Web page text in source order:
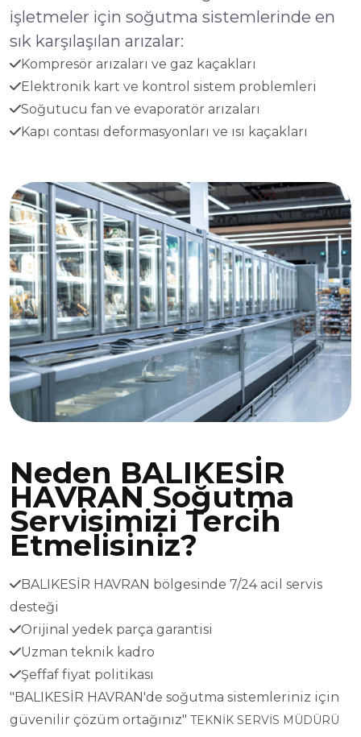
işletmeler için soğutma sistemlerinde en
sık karşılaşılan arızalar:
Kompresör arızaları ve gaz kaçakları
Elektronik kart ve kontrol sistem problemleri
Soğutucu fan ve evaporatör arızaları
Kapı contası deformasyonları ve ısı kaçakları
Neden BALIKESİR
HAVRAN Soğutma
Servisimizi Tercih
Etmelisiniz?
BALIKESİR HAVRAN bölgesinde 7/24 acil servis
desteği
Orijinal yedek parça garantisi
Uzman teknik kadro
Şeffaf fiyat politikası
"BALIKESİR HAVRAN'de soğutma sistemleriniz için
güvenilir çözüm ortağınız" TEKNİK SERVİS MÜDÜRÜ